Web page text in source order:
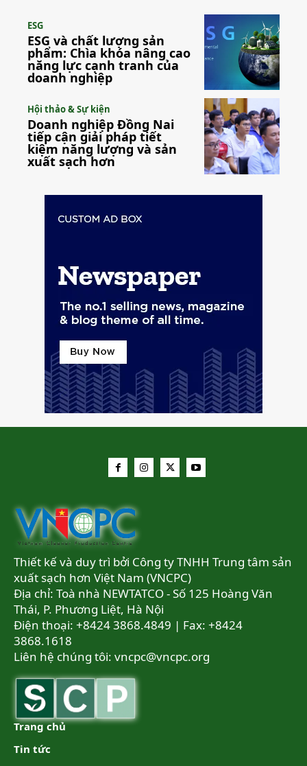
ESG
ESG và chất lượng sản
phẩm: Chìa khóa nâng cao
năng lực cạnh tranh của
doanh nghiệp
Hội thảo & Sự kiện
Doanh nghiệp Đồng Nai
tiếp cận giải pháp tiết
kiệm năng lượng và sản
xuất sạch hơn
Thiết kế và duy trì bởi Công ty TNHH Trung tâm sản
xuất sạch hơn Việt Nam (VNCPC)
Địa chỉ: Toà nhà NEWTATCO - Số 125 Hoàng Văn
Thái, P. Phương Liệt, Hà Nội
Điện thoại: +8424 3868.4849 | Fax: +8424
3868.1618
Liên hệ chúng tôi: vncpc@vncpc.org
Trang chủ
Tin tức